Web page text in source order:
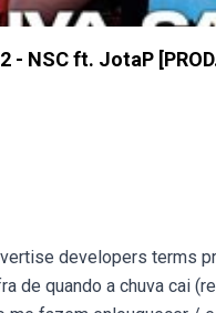
- NSC ft. JotaP
developers terms
de quando a chuva cai